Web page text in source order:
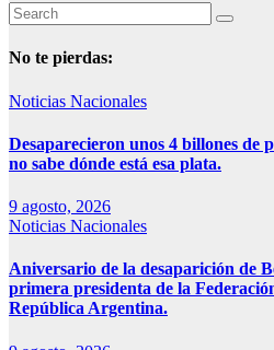
No te pierdas:
Noticias Nacionales
Desaparecieron unos 4 billones de
no sabe dónde está esa plata.
9 agosto, 2026
Noticias Nacionales
Aniversario de la desaparición de
primera presidenta de la
República Argentina.